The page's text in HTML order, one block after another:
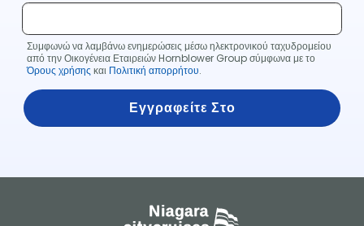
Συμφωνώ να λαμβάνω ενημερώσεις μέσω ηλεκτρονικού ταχυδρομείου
από την Οικογένεια Εταιρειών Hornblower Group σύμφωνα με το
Όρους χρήσης και Πολιτική απορρήτου.